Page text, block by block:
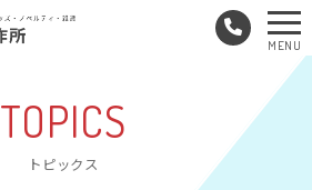
TOPICS
トピックス
メ
ュ
MENU